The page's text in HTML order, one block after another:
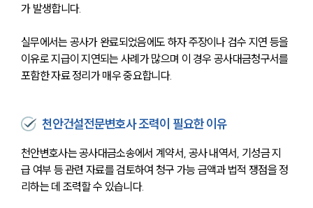
가 발생합니다.
실무에서는 공사가 완료되었음에도 하자 주장이나 검수 지연 등을
이유로 지급이 지연되는 사례가 많으며 이 경우 공사대금청구서를
포함한 자료 정리가 매우 중요합니다.
천안건설전문변호사 조력이 필요한 이유
천안변호사는 공사대금소송에서 계약서, 공사 내역서, 기성금 지
급 여부 등 관련 자료를 검토하여 청구 가능 금액과 법적 쟁점을 정
리하는 데 조력할 수 있습니다.